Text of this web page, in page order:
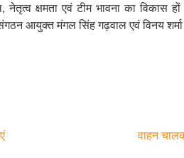
क्षमता एवं टीम भावना का
आयुक्त मंगल सिंह गढ़वाल एवं विनय
वाहन